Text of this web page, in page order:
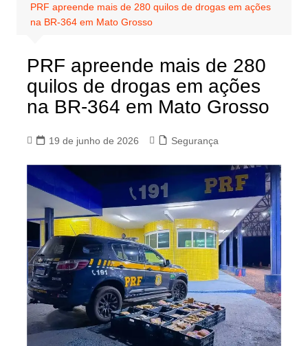
PRF apreende mais de 280 quilos de drogas em ações
na BR-364 em Mato Grosso
PRF apreende mais de 280
quilos de drogas em ações
na BR-364 em Mato Grosso
19 de junho de 2026 Segurança